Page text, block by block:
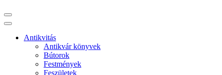
Antikvitás
Antikvár könyvek
Bútorok
Festmények
Feszületek